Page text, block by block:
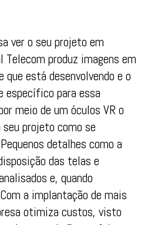
ver o seu projeto em
produz imagens em
está desenvolvendo e o
específico para essa
meio de um óculos VR o
projeto como se
detalhes como a
das telas e
e, quando
a implantação de mais
otimiza custos, visto